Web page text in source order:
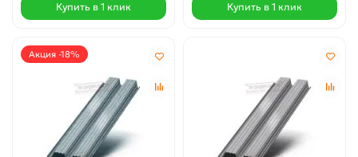
Купить в 1 клик Купить в 1 клик
Акция -18%